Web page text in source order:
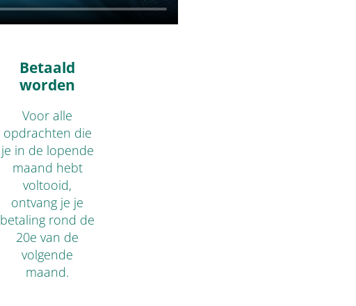
Betaald
worden
Voor alle
opdrachten die
je in de lopende
maand hebt
voltooid,
ontvang je je
betaling rond de
20e van de
volgende
maand.